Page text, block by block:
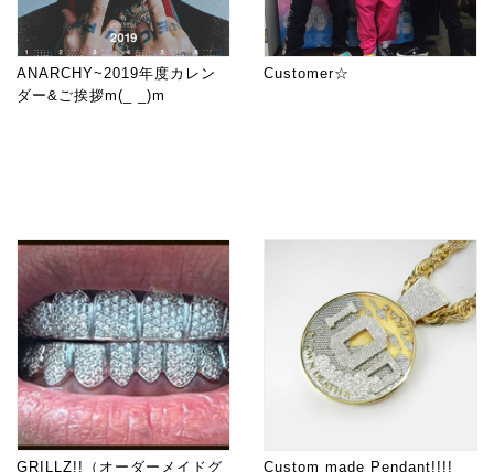
ANARCHY~2019年度カレン
ダー&ご挨拶m(_ _)m
Customer☆
GRILLZ!!（オーダーメイドグ Custom made Pendant!!!!